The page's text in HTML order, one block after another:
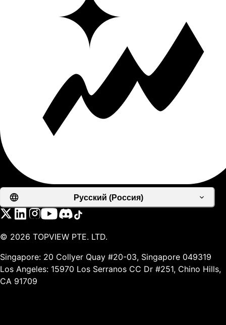
Русский (Россия)
© 2026 TOPVIEW PTE. LTD.
Singapore: 20 Collyer Quay #20-03, Singapore 049319
Los Angeles: 15970 Los Serranos CC Dr #251, Chino Hills,
CA 91709